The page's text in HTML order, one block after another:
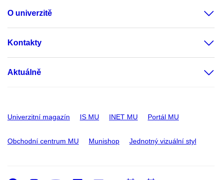
O univerzitě
Kontakty
Aktuálně
Univerzitní magazín IS MU INET MU Portál MU
Obchodní centrum MU Munishop Jednotný vizuální styl